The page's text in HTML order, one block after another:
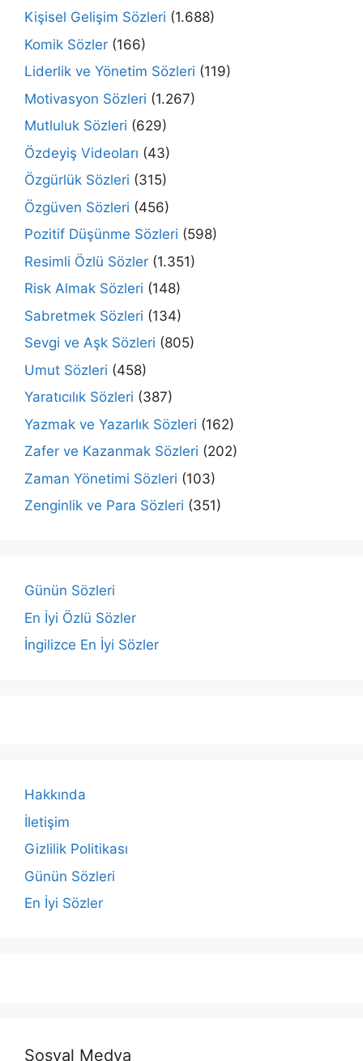
Kişisel Gelişim Sözleri (1.688)
Komik Sözler (166)
Liderlik ve Yönetim Sözleri (119)
Motivasyon Sözleri (1.267)
Mutluluk Sözleri (629)
Özdeyiş Videoları (43)
Özgürlük Sözleri (315)
Özgüven Sözleri (456)
Pozitif Düşünme Sözleri (598)
Resimli Özlü Sözler (1.351)
Risk Almak Sözleri (148)
Sabretmek Sözleri (134)
Sevgi ve Aşk Sözleri (805)
Umut Sözleri (458)
Yaratıcılık Sözleri (387)
Yazmak ve Yazarlık Sözleri (162)
Zafer ve Kazanmak Sözleri (202)
Zaman Yönetimi Sözleri (103)
Zenginlik ve Para Sözleri (351)
Günün Sözleri
En İyi Özlü Sözler
İngilizce En İyi Sözler
Hakkında
İletişim
Gizlilik Politikası
Günün Sözleri
En İyi Sözler
Sosyal Medya